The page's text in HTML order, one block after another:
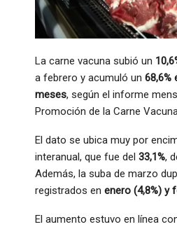
La carne vacuna subió un
a febrero y acumuló un 68,6%
meses, según el informe
Promoción de la Carne
El dato se ubica muy por
interanual, que fue del 33,1%,
Además, la suba de marzo
registrados en enero (4,8%) y
El aumento estuvo en línea